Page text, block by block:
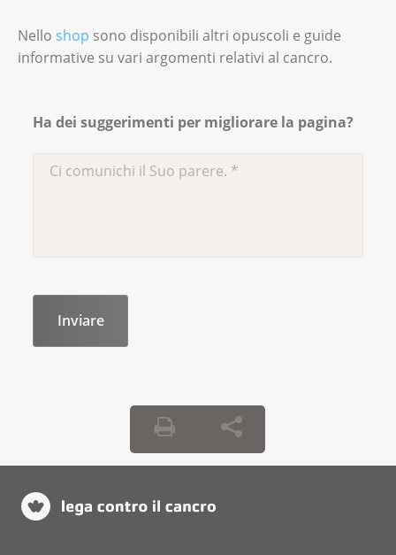
Nello shop sono disponibili altri opuscoli e guide
informative su vari argomenti relativi al cancro.
Ha dei suggerimenti per migliorare la pagina?